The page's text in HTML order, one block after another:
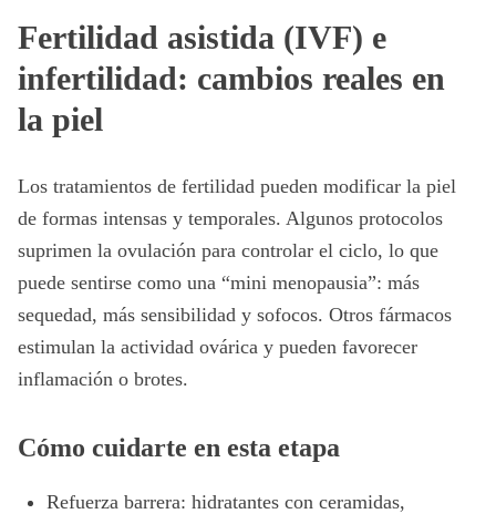
Fertilidad asistida (IVF) e
infertilidad: cambios reales en
la piel
Los tratamientos de fertilidad pueden modificar la piel
de formas intensas y temporales. Algunos protocolos
suprimen la ovulación para controlar el ciclo, lo que
puede sentirse como una “mini menopausia”: más
sequedad, más sensibilidad y sofocos. Otros fármacos
estimulan la actividad ovárica y pueden favorecer
inflamación o brotes.
Cómo cuidarte en esta etapa
Refuerza barrera: hidratantes con ceramidas,